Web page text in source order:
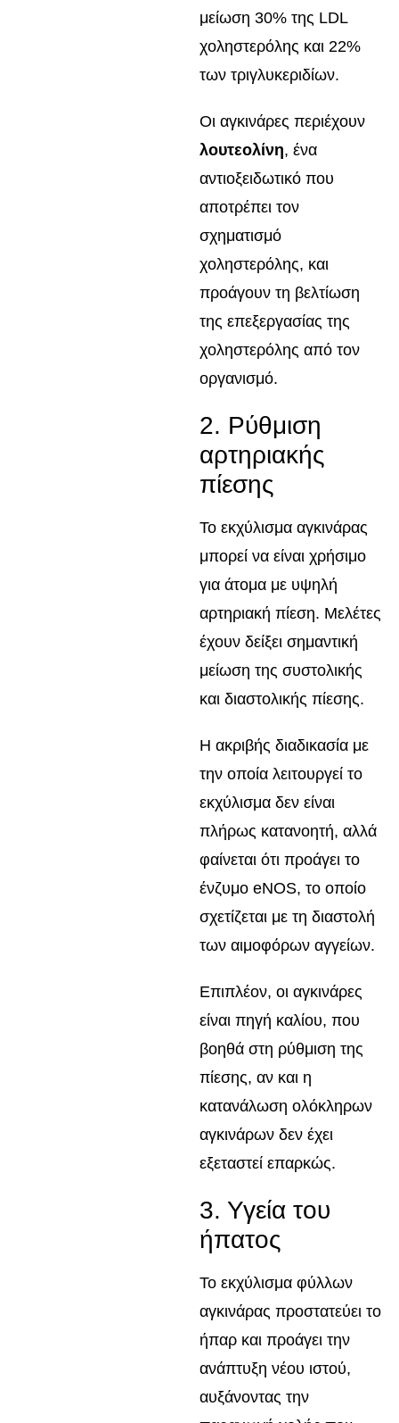
μείωση 30% της LDL
χοληστερόλης και 22%
των τριγλυκεριδίων.
Οι αγκινάρες περιέχουν
λουτεολίνη, ένα
αντιοξειδωτικό που
αποτρέπει τον
σχηματισμό
χοληστερόλης, και
προάγουν τη βελτίωση
της επεξεργασίας της
χοληστερόλης από τον
οργανισμό.
2. Ρύθμιση
αρτηριακής
πίεσης
Το εκχύλισμα αγκινάρας
μπορεί να είναι χρήσιμο
για άτομα με υψηλή
αρτηριακή πίεση. Μελέτες
έχουν δείξει σημαντική
μείωση της συστολικής
και διαστολικής πίεσης.
Η ακριβής διαδικασία με
την οποία λειτουργεί το
εκχύλισμα δεν είναι
πλήρως κατανοητή, αλλά
φαίνεται ότι προάγει το
ένζυμο eNOS, το οποίο
σχετίζεται με τη διαστολή
των αιμοφόρων αγγείων.
Επιπλέον, οι αγκινάρες
είναι πηγή καλίου, που
βοηθά στη ρύθμιση της
πίεσης, αν και η
κατανάλωση ολόκληρων
αγκινάρων δεν έχει
εξεταστεί επαρκώς.
3. Υγεία του
ήπατος
Το εκχύλισμα φύλλων
αγκινάρας προστατεύει το
ήπαρ και προάγει την
ανάπτυξη νέου ιστού,
αυξάνοντας την